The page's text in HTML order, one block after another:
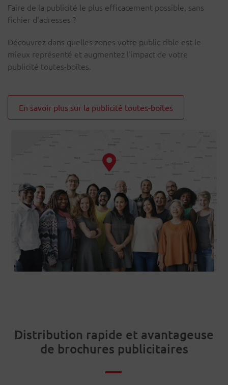
Faire de la publicité le plus efficacement possible, sans
fichier d'adresses ?
Découvrez dans quelles zones votre public cible est le
mieux représenté et augmentez l'impact de votre
publicité toutes-boîtes.
En savoir plus sur la publicité toutes-boîtes
Distribution rapide et avantageuse
de brochures publicitaires